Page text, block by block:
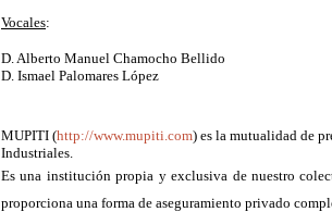
Vocales:
D. Alberto Manuel Chamocho Bellido
D. Ismael Palomares López
MUPITI (http://www.mupiti.com) es la mutualidad de
Industriales.
Es una institución propia y exclusiva de nuestro
proporciona una forma de aseguramiento privado